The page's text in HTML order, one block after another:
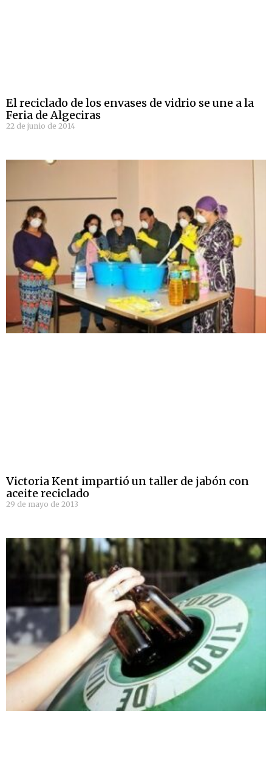
El reciclado de los envases de vidrio se une a la
Feria de Algeciras
22 de junio de 2014
Victoria Kent impartió un taller de jabón con
aceite reciclado
29 de mayo de 2013